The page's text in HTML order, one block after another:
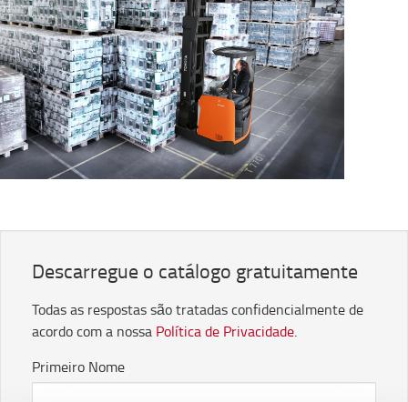
Descarregue o catálogo gratuitamente
Todas as respostas são tratadas confidencialmente de
acordo com a nossa Política de Privacidade.
Primeiro Nome